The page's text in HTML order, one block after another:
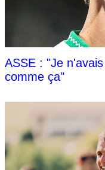
ASSE : "Je
comme ça"